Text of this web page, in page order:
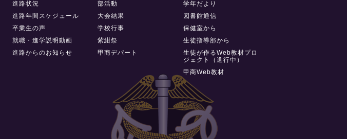
進路状況
進路年間スケジュール
卒業生の声
就職・進学説明動画
進路からのお知らせ
部活動
大会結果
学校行事
紫紺祭
甲商デパート
学年だより
図書館通信
保健室から
生徒指導部から
生徒が作るWeb教材プロ
ジェクト（進行中）
甲商Web教材